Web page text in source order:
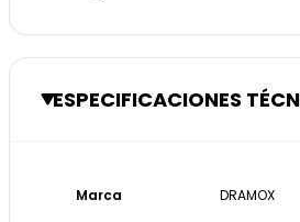
ESPECIFICACIONES
Marca DRAMOX